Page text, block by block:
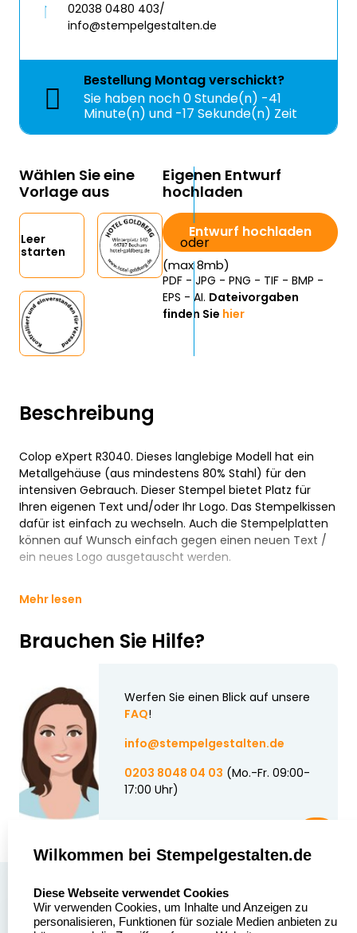
Beschreibung
Colop eXpert R3040. Dieses langlebige Modell hat ein
Metallgehäuse (aus mindestens 80% Stahl) für den
intensiven Gebrauch. Dieser Stempel bietet Platz für
Ihren eigenen Text und/oder Ihr Logo. Das Stempelkissen
dafür ist einfach zu wechseln. Auch die Stempelplatten
können auf Wunsch einfach gegen einen neuen Text /
ein neues Logo ausgetauscht werden.
Mehr lesen
Brauchen Sie Hilfe?
Werfen Sie einen Blick auf unsere
FAQ!
info@stempelgestalten.de
0203 8048 04 03 (Mo.-Fr. 09:00-
17:00 Uhr)
02038 0480 403/
info@stempelgestalten.de
Bestellung Montagverschickt?
Sie haben noch0 Stunde(n) -41
Minute(n) und -17 Sekunde(n) Zeit
Wählen Sie eine
Vorlage aus
Leer
starten
Eigenen Entwurf
hochladen
Entwurf hochladen
(max 8mb)
PDF - JPG - PNG - TIF - BMP -
EPS - AI. Dateivorgaben
finden Sie hier
Stempelgestalten.de
Über uns
Sitemap
Wilkommen bei Stempelgestalten.de
Diese Webseite verwendet Cookies
Wir verwenden Cookies, um Inhalte und Anzeigen zu
personalisieren, Funktionen für soziale Medien anbieten zu